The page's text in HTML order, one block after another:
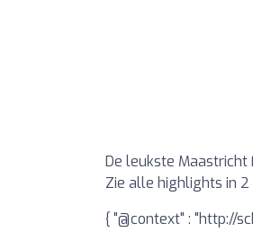
De leukste Maastricht
Zie alle highlights in 2
{ "@context" : "http://